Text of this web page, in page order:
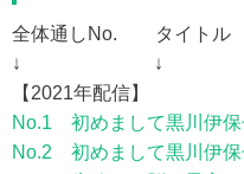
全体通しNo. タイトル
↓ ↓
【2021年配信】
No.1 初めまして黒川伊保
No.2 初めまして黒川伊保